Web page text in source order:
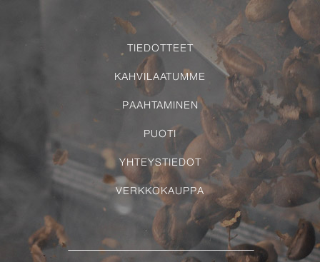
TIEDOTTEET
KAHVILAATUMME
PAAHTAMINEN
PUOTI
YHTEYSTIEDOT
VERKKOKAUPPA